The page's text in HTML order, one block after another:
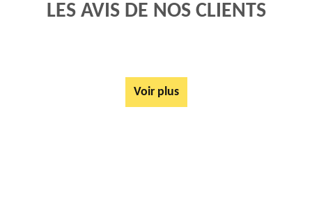
LES AVIS DE NOS CLIENTS
Voir plus